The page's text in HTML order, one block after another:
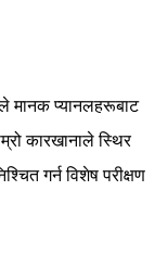
मानक प्यानलहरूबाट
कारखानाले स्थिर
गर्न विशेष परीक्षण